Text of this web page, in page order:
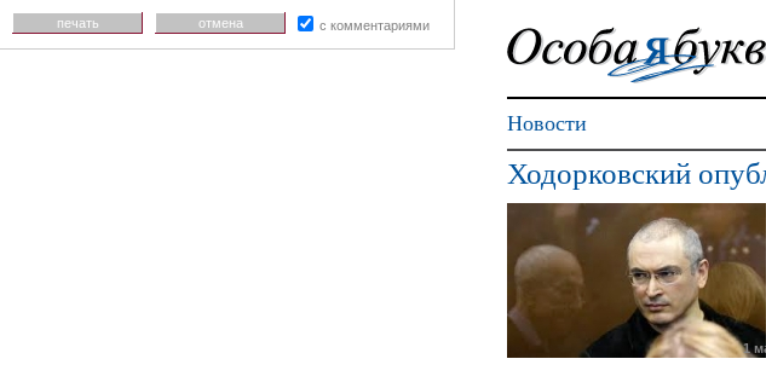
Новости
Ходорковский
1
печать отмена с комментариями